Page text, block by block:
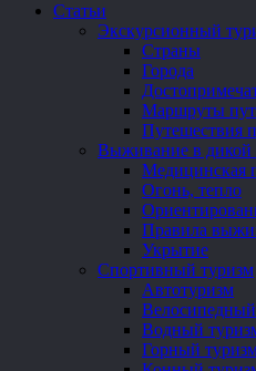
Статьи
Экскурсионный
Страны
Города
Маршруты
Путешествия
Выживание в дикой
Медицинская
Огонь, тепло
Правила
Укрытие
Спортивный туризм
Автотуризм
Водный
Горный